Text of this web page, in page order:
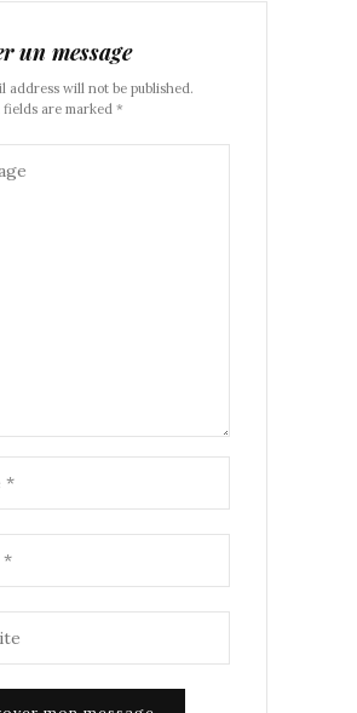
un message
address will not be published.
fields are marked *